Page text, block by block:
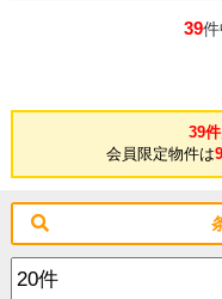
39件
39件
会員限定物件は